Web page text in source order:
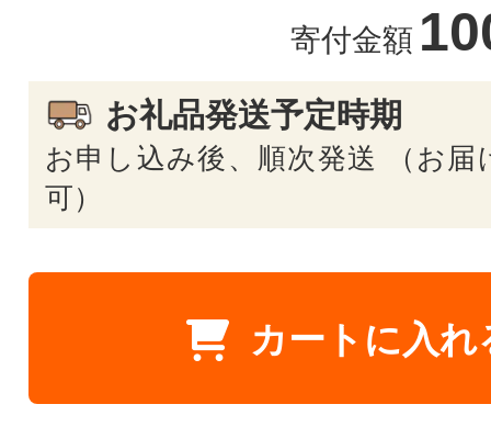
寄付金額
お礼品発送予定時期
お申し込み後、順次発送 （お届
可）
カートに入れ